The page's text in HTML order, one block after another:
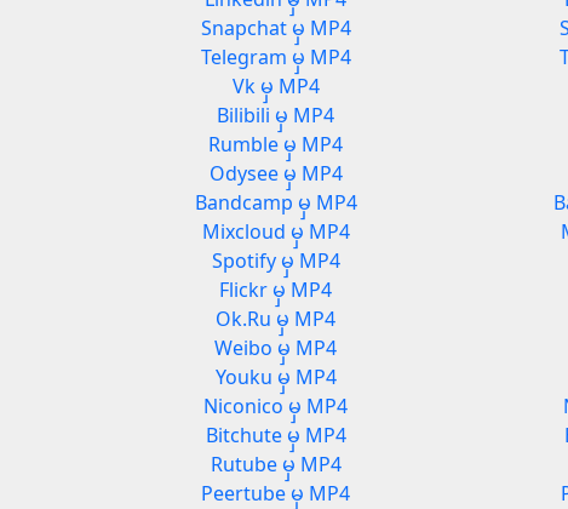
Snapchat မှ MP4
Telegram မှ MP4
Vk မှ MP4
Bilibili မှ MP4
Rumble မှ MP4
Odysee မှ MP4
Bandcamp မှ MP4
Mixcloud မှ MP4
Spotify မှ MP4
Flickr မှ MP4
Ok.Ru မှ MP4
Weibo မှ MP4
Youku မှ MP4
Niconico မှ MP4
Bitchute မှ MP4
Rutube မှ MP4
Peertube မှ MP4